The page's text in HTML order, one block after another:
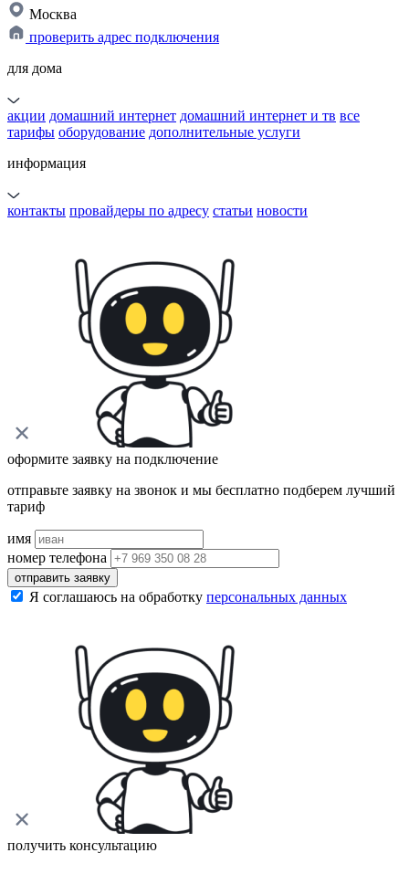
Москва
проверить адрес подключения
для дома
акции домашний интернет домашний интернет и тв все
тарифы оборудование дополнительные услуги
информация
контакты провайдеры по адресу статьи новости
оформите заявку на подключение
отправьте заявку на звонок и мы бесплатно подберем лучший
тариф
имя
номер телефона
отправить заявку
Я соглашаюсь на обработку персональных данных
получить консультацию